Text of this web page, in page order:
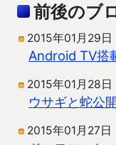
前後のブ
2015年01月29日
Android TV搭
2015年01月28日
ウサギと蛇公
2015年01月27日